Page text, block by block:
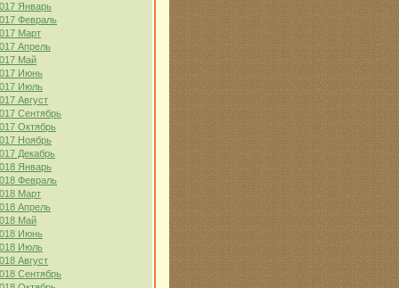
Январь
Февраль
Март
Апрель
Май
Июнь
Июль
Август
Сентябрь
Октябрь
Ноябрь
Декабрь
Январь
Февраль
Март
Апрель
Май
Июнь
Июль
Август
Сентябрь